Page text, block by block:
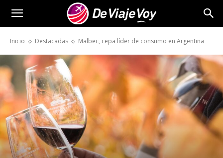
Voy
Inicio Destacadas Malbec, cepa líder de consumo en Argentina